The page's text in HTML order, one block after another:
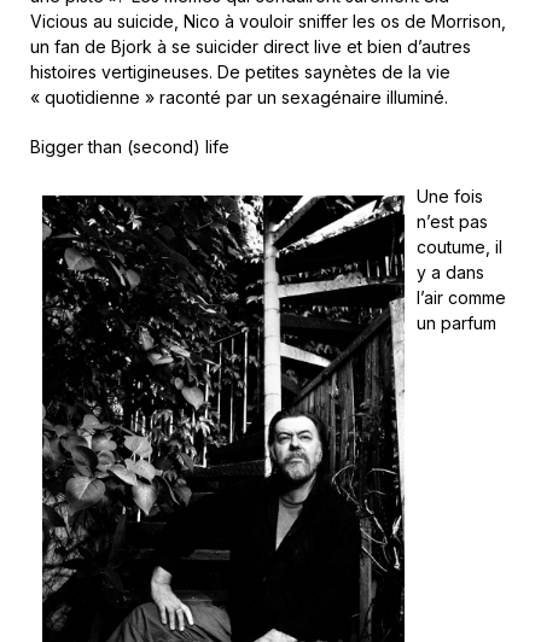
Vicious au suicide, Nico à vouloir sniffer les os de Morrison,
un fan de Bjork à se suicider direct live et bien d’autres
histoires vertigineuses. De petites saynètes de la vie
« quotidienne » raconté par un sexagénaire illuminé.
Bigger than (second) life
Une fois
n’est pas
coutume, il
y a dans
l’air comme
un parfum